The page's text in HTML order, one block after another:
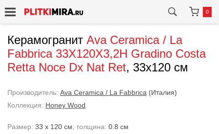
0
Керамогранит Ava Ceramica / La
Fabbrica 33X120X3,2H Gradino Costa
Retta Noce Dx Nat Ret, 33x120 см
Производитель: Ava Ceramica / La Fabbrica (Италия)
Коллекция: Honey Wood
Размер: 33 x 120 см; толщина: 0.8 см